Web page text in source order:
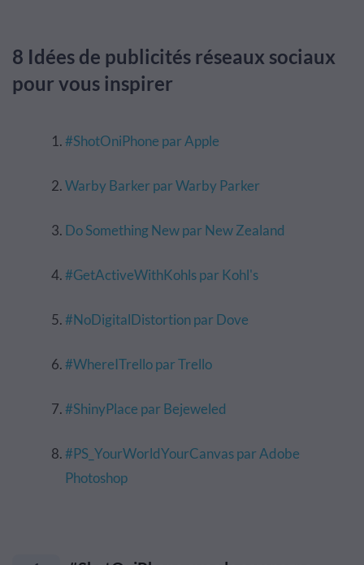
8 Idées de publicités réseaux sociaux
pour vous inspirer
#ShotOniPhone par Apple
Warby Barker par Warby Parker
Do Something New par New Zealand
#GetActiveWithKohls par Kohl's
#NoDigitalDistortion par Dove
#WhereITrello par Trello
#ShinyPlace par Bejeweled
#PS_YourWorldYourCanvas par Adobe
Photoshop